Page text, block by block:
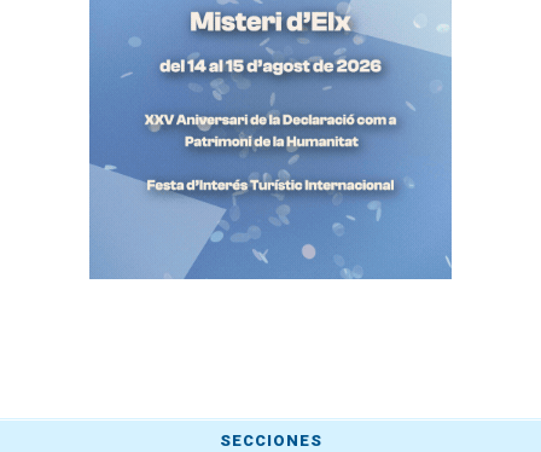
SECCIONES